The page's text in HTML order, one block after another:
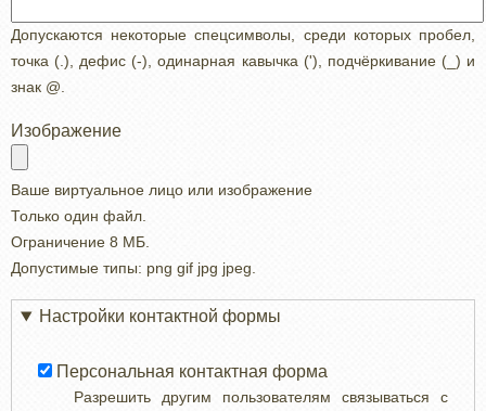
Допускаются некоторые спецсимволы, среди которых пробел,
точка (.), дефис (-), одинарная кавычка ('), подчёркивание (_) и
знак @.
Изображение
Ваше виртуальное лицо или изображение
Только один файл.
Ограничение 8 МБ.
Допустимые типы: png gif jpg jpeg.
Настройки контактной формы
Персональная контактная форма
Разрешить другим пользователям связываться с